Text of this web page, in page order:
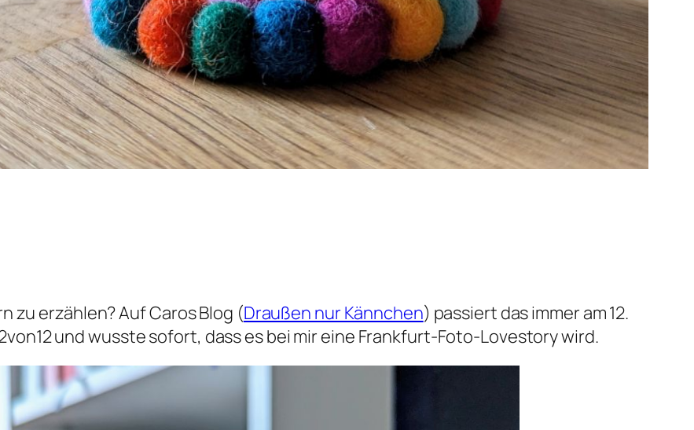
zu erzählen? Auf Caros Blog (Draußen nur Kännchen) passiert das immer am 12.
und wusste sofort, dass es bei mir eine Frankfurt-Foto-Lovestory wird.